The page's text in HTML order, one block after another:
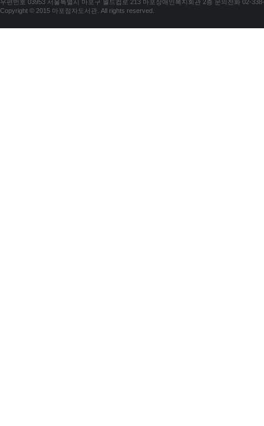
우편번호 03953 서울특별시 마포구 월드컵로 213 마포장애인복지회관 2층 문의전화 02-
Copyright © 2015 마포점자도서관. All rights reserved.